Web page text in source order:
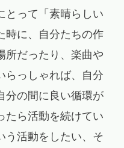
とって「素晴らしい
時に、自分たちの作
所だったり、楽曲や
らっしゃれば、自分
分の間に良い循環が
たら活動を続けてい
う活動をしたい、そ